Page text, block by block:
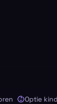
Optie